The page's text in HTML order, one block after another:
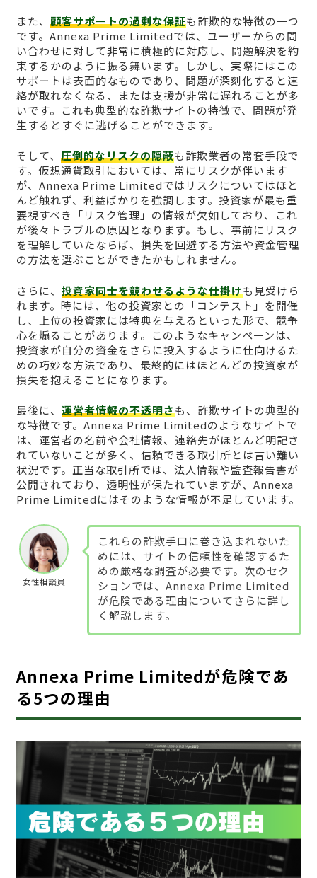
また、 顧客サポートの過剰な保証も詐欺的な特徴の一つ
です。Annexa Prime Limitedでは、ユーザーからの問
い合わせに対して非常に積極的に対応し、問題解決を約
束するかのように振る舞います。しかし、実際にはこの
サポートは表面的なものであり、問題が深刻化すると連
絡が取れなくなる、または支援が非常に遅れることが多
いです。これも典型的な詐欺サイトの特徴で、問題が発
生するとすぐに逃げることができます。
そして、 圧倒的なリスクの隠蔽も詐欺業者の常套手段で
す。仮想通貨取引においては、常にリスクが伴います
が、Annexa Prime Limitedではリスクについてはほと
んど触れず、利益ばかりを強調します。投資家が最も重
要視すべき「リスク管理」の情報が欠如しており、これ
が後々トラブルの原因となります。もし、事前にリスク
を理解していたならば、損失を回避する方法や資金管理
の方法を選ぶことができたかもしれません。
さらに、 投資家同士を競わせるような仕掛けも見受けら
れます。時には、他の投資家との「コンテスト」を開催
し、上位の投資家には特典を与えるといった形で、競争
心を煽ることがあります。このようなキャンペーンは、
投資家が自分の資金をさらに投入するように仕向けるた
めの巧妙な方法であり、最終的にはほとんどの投資家が
損失を抱えることになります。
最後に、 運営者情報の不透明さも、詐欺サイトの典型的
な特徴です。Annexa Prime Limitedのようなサイトで
は、運営者の名前や会社情報、連絡先がほとんど明記さ
れていないことが多く、信頼できる取引所とは言い難い
状況です。正当な取引所では、法人情報や監査報告書が
公開されており、透明性が保たれていますが、Annexa
Prime Limitedにはそのような情報が不足しています。
女性相談員
これらの詐欺手口に巻き込まれないた
めには、サイトの信頼性を確認するた
めの厳格な調査が必要です。次のセク
ションでは、Annexa Prime Limited
が危険である理由についてさらに詳し
く解説します。
Annexa Prime Limitedが危険であ
る5つの理由